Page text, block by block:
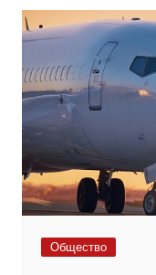
Общество